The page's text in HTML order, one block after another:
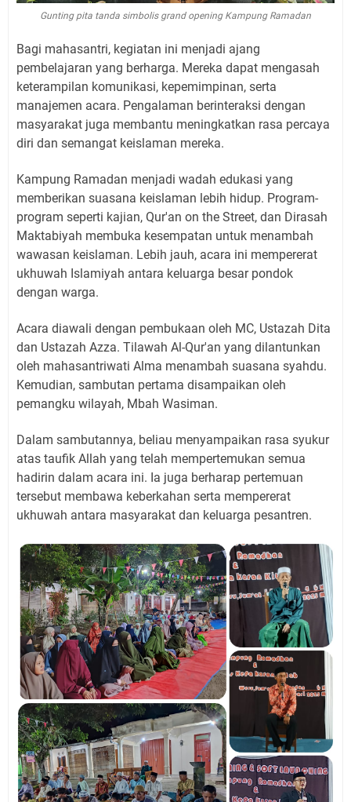
Gunting pita tanda simbolis grand opening Kampung Ramadan
Bagi mahasantri, kegiatan ini menjadi ajang
pembelajaran yang berharga. Mereka dapat mengasah
keterampilan komunikasi, kepemimpinan, serta
manajemen acara. Pengalaman berinteraksi dengan
masyarakat juga membantu meningkatkan rasa percaya
diri dan semangat keislaman mereka.
Kampung Ramadan menjadi wadah edukasi yang
memberikan suasana keislaman lebih hidup. Program-
program seperti kajian, Qur'an on the Street, dan Dirasah
Maktabiyah membuka kesempatan untuk menambah
wawasan keislaman. Lebih jauh, acara ini mempererat
ukhuwah Islamiyah antara keluarga besar pondok
dengan warga.
Acara diawali dengan pembukaan oleh MC, Ustazah Dita
dan Ustazah Azza. Tilawah Al-Qur'an yang dilantunkan
oleh mahasantriwati Alma menambah suasana syahdu.
Kemudian, sambutan pertama disampaikan oleh
pemangku wilayah, Mbah Wasiman.
Dalam sambutannya, beliau menyampaikan rasa syukur
atas taufik Allah yang telah mempertemukan semua
hadirin dalam acara ini. Ia juga berharap pertemuan
tersebut membawa keberkahan serta mempererat
ukhuwah antara masyarakat dan keluarga pesantren.